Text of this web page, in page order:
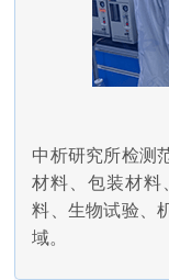
中析研究所检测
材料、包装材料
料、生物试验、
域。